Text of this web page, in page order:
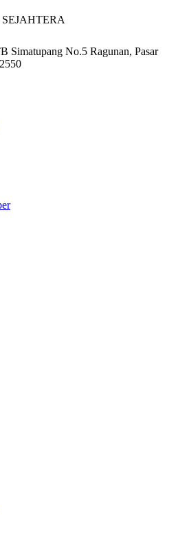
Simatupang No.5 Ragunan, Pasar